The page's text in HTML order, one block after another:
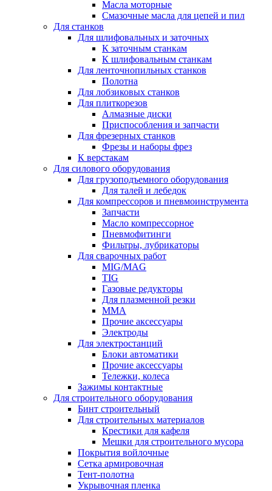
Масла моторные
Смазочные масла для цепей и пил
Для станков
Для шлифовальных и заточных
К заточным станкам
К шлифовальным станкам
Для ленточнопильных станков
Полотна
Для лобзиковых станков
Для плиткорезов
Алмазные диски
Приспособления и запчасти
Для фрезерных станков
Фрезы и наборы фрез
К верстакам
Для силового оборудования
Для грузоподъемного оборудования
Для талей и лебедок
Для компрессоров и пневмоинструмента
Запчасти
Масло компрессорное
Пневмофитинги
Фильтры, лубрикаторы
Для сварочных работ
MIG/MAG
TIG
Газовые редукторы
Для плазменной резки
ММА
Прочие аксессуары
Электроды
Для электростанций
Блоки автоматики
Прочие аксессуары
Тележки, колеса
Зажимы контактные
Для строительного оборудования
Бинт строительный
Для строительных материалов
Крестики для кафеля
Мешки для строительного мусора
Покрытия войлочные
Сетка армировочная
Тент-полотна
Укрывочная пленка